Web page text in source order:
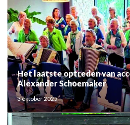
Het laatste optreden van
Alexander Schoemaker
3 oktober 2025